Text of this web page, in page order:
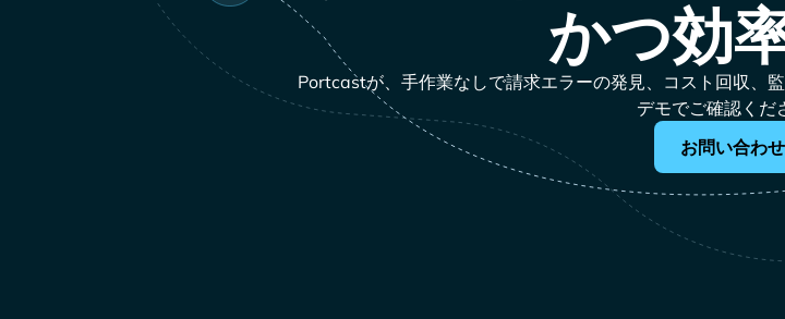
かつ効
Portcastが、手作業なしで請求エラーの発見、コスト回収、
デモでご確認くだ
お問い合わせ